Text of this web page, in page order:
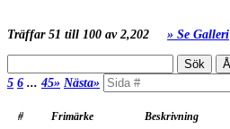
Träffar 51 till 100 av 2,202 » Se Galleri
5 6 ...45» Nästa»
# Frimärke Beskrivning